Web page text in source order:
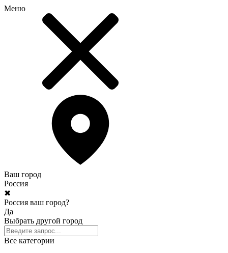
Меню
Ваш город
Россия
✖
Россия ваш город?
Да
Выбрать другой город
Все категории